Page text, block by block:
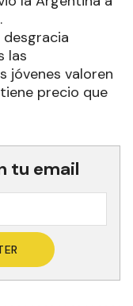
las
jóvenes valoren
precio que
tu email